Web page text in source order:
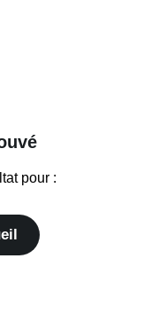
pour :